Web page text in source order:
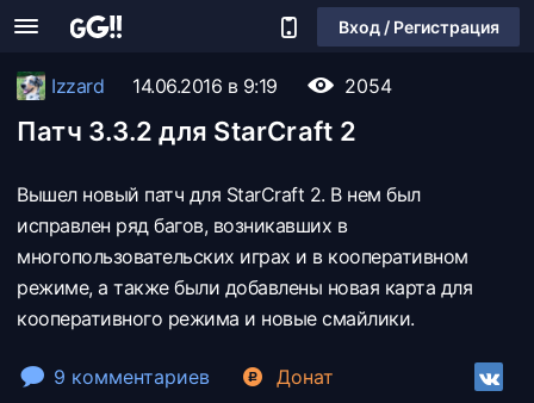
Вход / Регистрация
Izzard 14.06.2016 в 9:19 2054
Патч 3.3.2 для StarCraft 2
Вышел новый патч для StarCraft 2. В нем был
исправлен ряд багов, возникавших в
многопользовательских играх и в кооперативном
режиме, а также были добавлены новая карта для
кооперативного режима и новые смайлики.
9 комментариев Донат